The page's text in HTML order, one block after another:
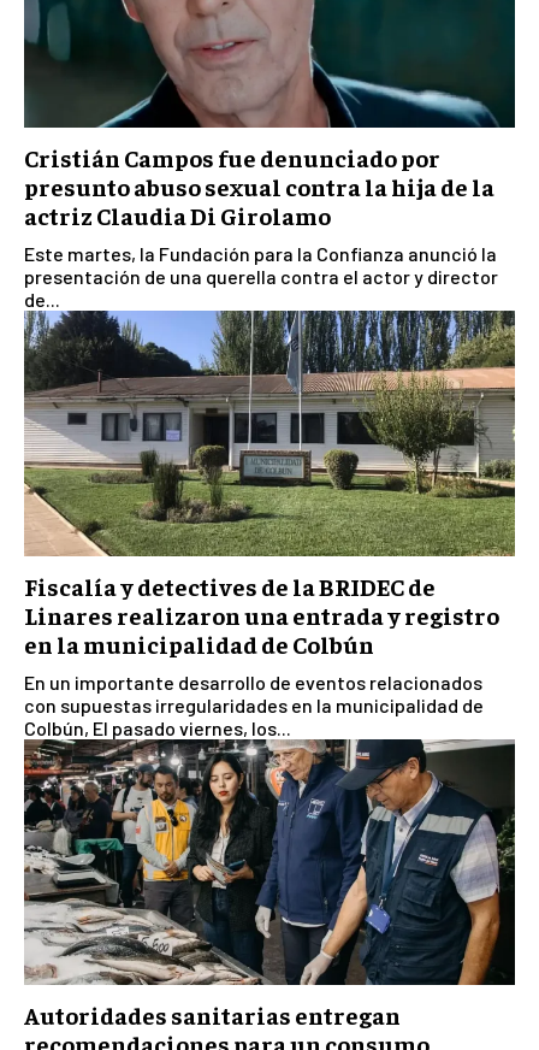
Cristián Campos fue denunciado por
presunto abuso sexual contra la hija de la
actriz Claudia Di Girolamo
Este martes, la Fundación para la Confianza anunció la
presentación de una querella contra el actor y director
de...
Fiscalía y detectives de la BRIDEC de
Linares realizaron una entrada y registro
en la municipalidad de Colbún
En un importante desarrollo de eventos relacionados
con supuestas irregularidades en la municipalidad de
Colbún, El pasado viernes, los...
Autoridades sanitarias entregan
recomendaciones para un consumo